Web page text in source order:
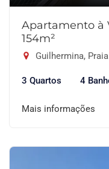
Apartamento à
154m²
Guilhermina,
3 Quartos 4
Mais informações